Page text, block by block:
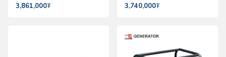
3,861,000₮ 3,740,000₮